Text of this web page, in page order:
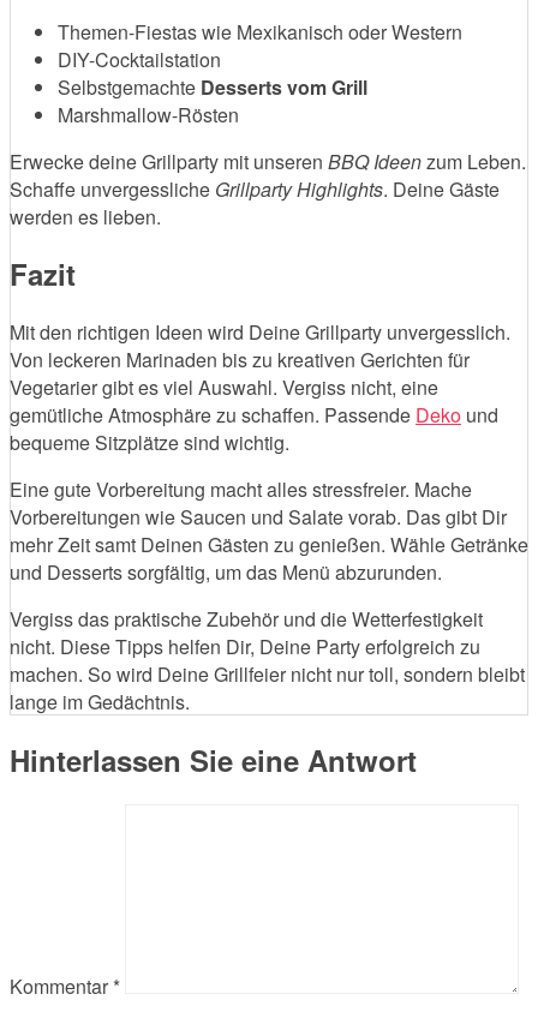
Themen-Fiestas wie Mexikanisch oder Western
DIY-Cocktailstation
Selbstgemachte Desserts vom Grill
Marshmallow-Rösten
Erwecke deine Grillparty mit unseren BBQ Ideenzum Leben.
Schaffe unvergessliche Grillparty Highlights. Deine Gäste
werden es lieben.
Fazit
Mit den richtigen Ideen wird Deine Grillparty unvergesslich.
Von leckeren Marinaden bis zu kreativen Gerichten für
Vegetarier gibt es viel Auswahl. Vergiss nicht, eine
gemütliche Atmosphäre zu schaffen. Passende Deko und
bequeme Sitzplätze sind wichtig.
Eine gute Vorbereitung macht alles stressfreier. Mache
Vorbereitungen wie Saucen und Salate vorab. Das gibt Dir
mehr Zeit samt Deinen Gästen zu genießen. Wähle Getränke
und Desserts sorgfältig, um das Menü abzurunden.
Vergiss das praktische Zubehör und die Wetterfestigkeit
nicht. Diese Tipps helfen Dir, Deine Party erfolgreich zu
machen. So wird Deine Grillfeier nicht nur toll, sondern bleibt
lange im Gedächtnis.
Hinterlassen Sie eine Antwort
Kommentar *